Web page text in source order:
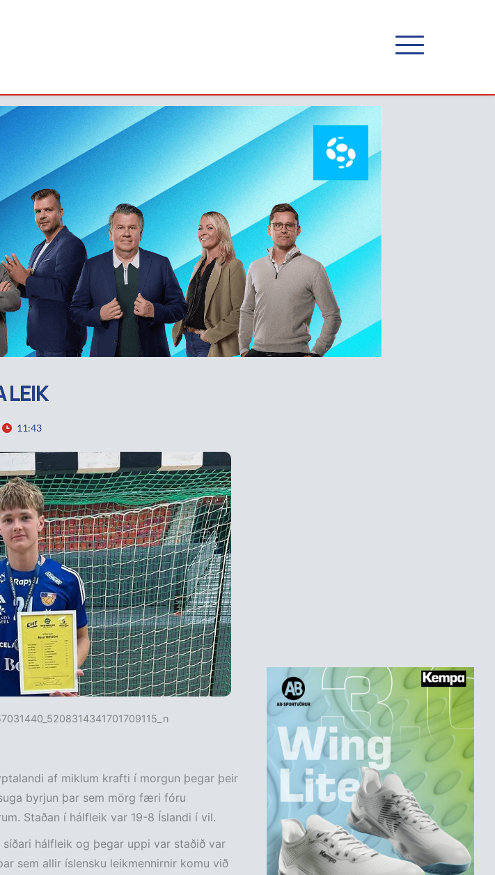
LEIK
11:43
af miklum krafti í morgun þegar þeir
byrjun þar sem mörg færi fóru
Staðan í hálfleik var 19-8 Íslandi í vil.
hálfleik og þegar uppi var staðið var
sem allir íslensku leikmennirnir komu við